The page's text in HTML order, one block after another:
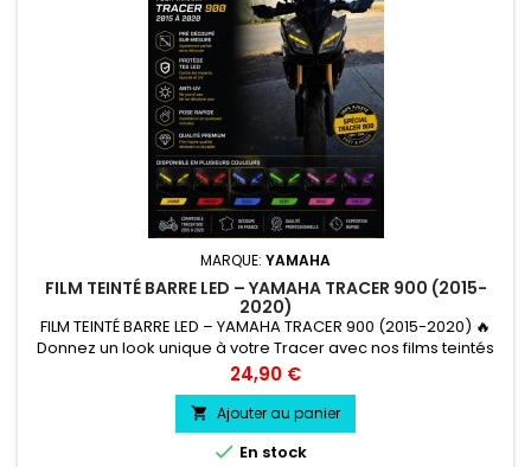
MARQUE: YAMAHA
FILM TEINTÉ BARRE LED – YAMAHA TRACER 900 (2015-
2020)
FILM TEINTÉ BARRE LED – YAMAHA TRACER 900 (2015-2020) 🔥
Donnez un look unique à votre Tracer avec nos films teintés
pré-découpés spécialement pour les barres LED de phare.✅
Découpe sur mesure✅ Pose rapide et facile✅ Protège contre
les rayures et les UV✅ Film de qualité professionnelle✅ Aucun
démontage nécessaire🎨 Plusieurs coloris disponibles :🟡
Jaune🔴...
Prix
24,90 €
 Ajouter au panier
 En stock